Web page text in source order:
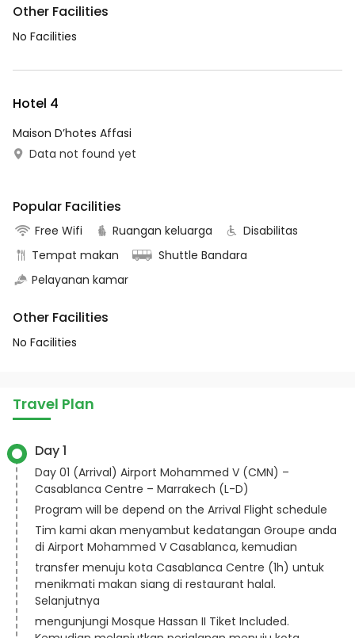
Other Facilities
No Facilities
Hotel 4
Maison D’hotes Affasi
Data not found yet
Popular Facilities
Free Wifi Ruangan keluarga
Disabilitas
Tempat makan
Shuttle Bandara
Pelayanan kamar
Other Facilities
No Facilities
Travel Plan
Day 1
Day 01 (Arrival) Airport Mohammed V (CMN) –
Casablanca Centre – Marrakech (L-D)
Program will be depend on the Arrival Flight schedule
Tim kami akan menyambut kedatangan Groupe anda
di Airport Mohammed V Casablanca, kemudian
transfer menuju kota Casablanca Centre (1h) untuk
menikmati makan siang di restaurant halal.
Selanjutnya
mengunjungi Mosque Hassan II Tiket Included.